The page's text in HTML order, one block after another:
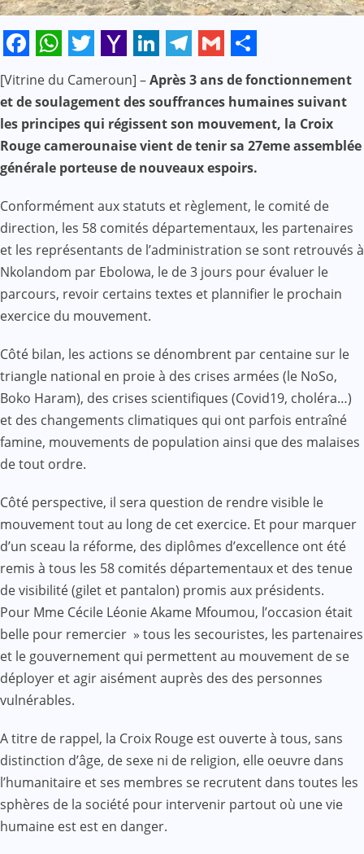
Facebook
WhatsApp
Twitter
Yahoo
Mail
LinkedIn
Telegram
GmailShare
[Vitrine du Cameroun] –Après 3 ans de fonctionnement
et de soulagement des souffrances humaines suivant
les principes qui régissent son mouvement, la Croix
Rouge camerounaise vient de tenir sa 27eme assemblée
générale porteuse de nouveaux espoirs.
Conformément aux statuts et règlement, le comité de
direction, les 58 comités départementaux, les partenaires
et les représentants de l’administration se sont retrouvés à
Nkolandom par Ebolowa, le de 3 jours pour évaluer le
parcours, revoir certains textes et plannifier le prochain
exercice du mouvement.
Côté bilan, les actions se dénombrent par centaine sur le
triangle national en proie à des crises armées (le NoSo,
Boko Haram), des crises scientifiques (Covid19, choléra…)
et des changements climatiques qui ont parfois entraîné
famine, mouvements de population ainsi que des malaises
de tout ordre.
Côté perspective, il sera question de rendre visible le
mouvement tout au long de cet exercice. Et pour marquer
d’un sceau la réforme, des diplômes d’excellence ont été
remis à tous les 58 comités départementaux et des tenue
de visibilité (gilet et pantalon) promis aux présidents.
Pour Mme Cécile Léonie Akame Mfoumou, l’occasion était
belle pour remercier » tous les secouristes, les partenaires
et le gouvernement qui permettent au mouvement de se
déployer et agir aisément auprès des des personnes
vulnérables.
A titre de rappel, la Croix Rouge est ouverte à tous, sans
distinction d’âge, de sexe ni de religion, elle oeuvre dans
l’humanitaire et ses membres se recrutent dans toutes les
sphères de la société pour intervenir partout où une vie
humaine est est en danger.